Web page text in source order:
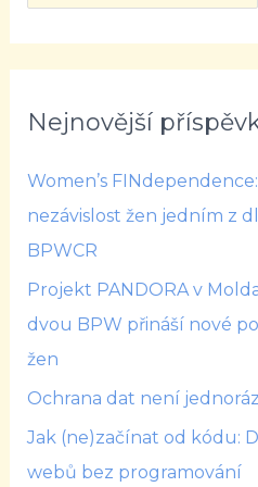
Nejnovější
Women’s
nezávislost žen jedním z
BPWCR
Projekt PANDORA v
dvou BPW přináší nové
žen
Ochrana dat není
Jak (ne)začínat od kódu:
webů bez programování